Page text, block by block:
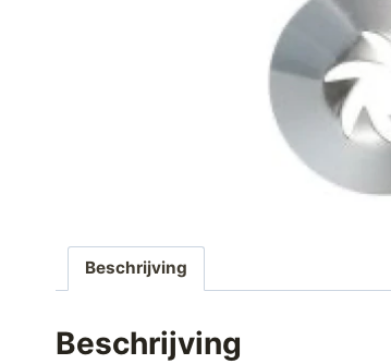
Beschrijving
Beschrijving